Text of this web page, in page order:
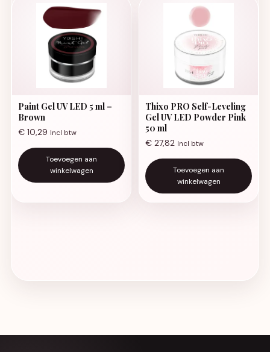
Paint Gel UV LED 5 ml –
Brown
€ 10,29 Incl btw
Toevoegen aan
winkelwagen
Thixo PRO Self-Leveling
Gel UV LED Powder Pink
50 ml
€ 27,82 Incl btw
Toevoegen aan
winkelwagen